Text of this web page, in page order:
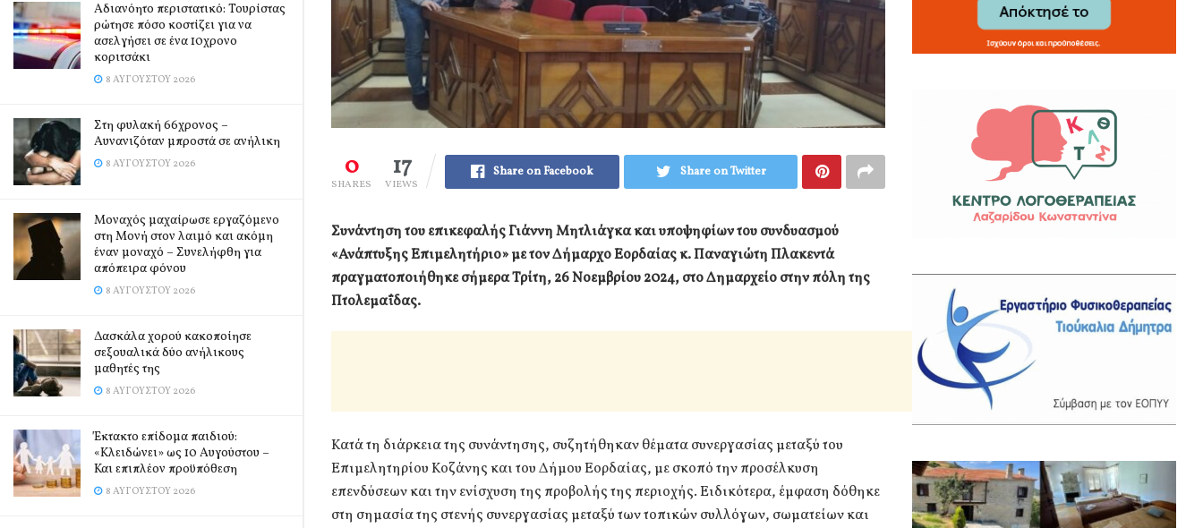
Αδιανόητο περιστατικό: Τουρίστας
ρώτησε πόσο κοστίζει για να
ασελγήσει σε ένα 10χρονο
κοριτσάκι
8 ΑΥΓΟΎΣΤΟΥ 2026
Στη φυλακή 66χρονος –
Αυνανιζόταν μπροστά σε ανήλικη
8 ΑΥΓΟΎΣΤΟΥ 2026
Μοναχός μαχαίρωσε εργαζόμενο
στη Μονή στον λαιμό και ακόμη
έναν μοναχό – Συνελήφθη για
απόπειρα φόνου
8 ΑΥΓΟΎΣΤΟΥ 2026
Δασκάλα χορού κακοποίησε
σεξουαλικά δύο ανήλικους
μαθητές της
8 ΑΥΓΟΎΣΤΟΥ 2026
Έκτακτο επίδομα παιδιού:
«Κλειδώνει» ως 10 Αυγούστου –
Και επιπλέον προϋπόθεση
8 ΑΥΓΟΎΣΤΟΥ 2026
0
SHARES
17
VIEWS
Share on Facebook Share on Twitter
Συνάντηση του επικεφαλής Γιάννη Μητλιάγκα και υποψηφίων του συνδυασμού
«Ανάπτυξης Επιμελητήριο» με τον Δήμαρχο Εορδαίας κ. Παναγιώτη Πλακεντά
πραγματοποιήθηκε σήμερα Τρίτη, 26 Νοεμβρίου 2024, στο Δημαρχείο στην πόλη της
Πτολεμαΐδας.
Κατά τη διάρκεια της συνάντησης, συζητήθηκαν θέματα συνεργασίας μεταξύ του
Επιμελητηρίου Κοζάνης και του Δήμου Εορδαίας, με σκοπό την προσέλκυση
επενδύσεων και την ενίσχυση της προβολής της περιοχής. Ειδικότερα, έμφαση δόθηκε
στη σημασία της στενής συνεργασίας μεταξύ των τοπικών συλλόγων, σωματείων και